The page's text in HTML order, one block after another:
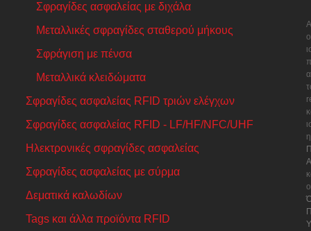
Σφραγίδες ασφαλείας με διχάλα
Μεταλλικές σφραγίδες σταθερού μήκους
Σφράγιση με πένσα
Μεταλλικά κλειδώματα
Σφραγίδες ασφαλείας RFID τριών ελέγχων
Σφραγίδες ασφαλείας RFID - LF/HF/NFC/UHF
Ηλεκτρονικές σφραγίδες ασφαλείας
Σφραγίδες ασφαλείας με σύρμα
Δεματικά καλωδίων
Tags και άλλα προϊόντα RFID
ο
η